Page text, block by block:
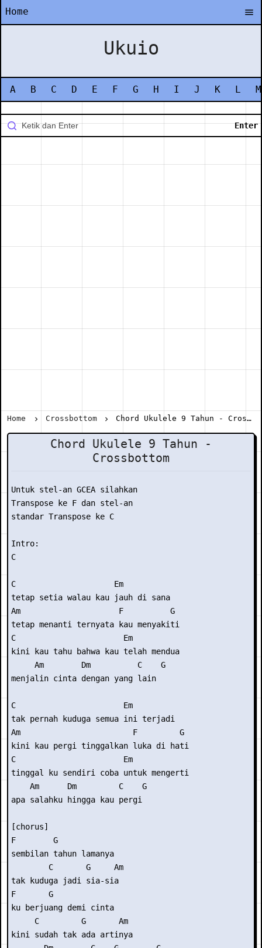
Home
Ukuio
A B C D E F G H I J K L M
Home Crossbottom Chord Ukulele 9 Tahun - Crossbottom
Chord Ukulele 9 Tahun -
Crossbottom
Untuk stel-an GCEA silahkan
Transpose ke F dan stel-an
standar Transpose ke C
Intro:
C
C                     Em
tetap setia walau kau jauh di sana
Am                     F          G
tetap menanti ternyata kau menyakiti
C                       Em
kini kau tahu bahwa kau telah mendua
     Am        Dm          C    G
menjalin cinta dengan yang lain
C                       Em
tak pernah kuduga semua ini terjadi
Am                        F         G
kini kau pergi tinggalkan luka di hati
C                       Em
tinggal ku sendiri coba untuk mengerti
    Am      Dm         C    G
apa salahku hingga kau pergi
[chorus]
F        G
sembilan tahun lamanya
        C       G     Am
tak kuduga jadi sia-sia
F       G
ku berjuang demi cinta
     C         G       Am
kini sudah tak ada artinya